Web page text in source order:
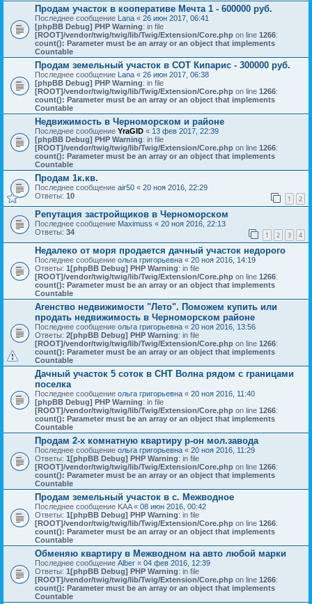
Продам участок в кооперативе Мечта 1 - 600000 руб.
Последнее сообщение Lana « 26 июн 2017, 06:41
[phpBB Debug] PHP Warning: in file
[ROOT]/vendor/twig/twig/lib/Twig/Extension/Core.php on line 1266:
count(): Parameter must be an array or an object that implements
Countable
Продам земельный участок в СОТ Кипарис - 300000 руб.
Последнее сообщение Lana « 26 июн 2017, 06:38
[phpBB Debug] PHP Warning: in file
[ROOT]/vendor/twig/twig/lib/Twig/Extension/Core.php on line 1266:
count(): Parameter must be an array or an object that implements
Countable
Недвижимость в Черноморском и районе
Последнее сообщение YraGID « 13 фев 2017, 22:39
[phpBB Debug] PHP Warning: in file
[ROOT]/vendor/twig/twig/lib/Twig/Extension/Core.php on line 1266:
count(): Parameter must be an array or an object that implements
Countable
Продам 1к.кв.
Последнее сообщение air50 « 20 ноя 2016, 22:29
Ответы: 10 1 2
Репутация застройщиков в Черноморском
Последнее сообщение Maximuss « 20 ноя 2016, 22:13
Ответы: 34 1 2 3 4
Недалеко от моря продается дачный участок недорого
Последнее сообщение ольга григорьевна « 20 ноя 2016, 14:19
Ответы: 1[phpBB Debug] PHP Warning: in file
[ROOT]/vendor/twig/twig/lib/Twig/Extension/Core.php on line 1266:
count(): Parameter must be an array or an object that implements
Countable
Агенство недвижимости "Лето". Поможем купить или
продать недвижимость в Черноморском районе
Последнее сообщение ольга григорьевна « 20 ноя 2016, 13:56
Ответы: 2[phpBB Debug] PHP Warning: in file
[ROOT]/vendor/twig/twig/lib/Twig/Extension/Core.php on line 1266:
count(): Parameter must be an array or an object that implements
Countable
Дачный участок 5 соток в СНТ Волна рядом с границами
поселка
Последнее сообщение ольга григорьевна « 20 ноя 2016, 11:40
[phpBB Debug] PHP Warning: in file
[ROOT]/vendor/twig/twig/lib/Twig/Extension/Core.php on line 1266:
count(): Parameter must be an array or an object that implements
Countable
Продам 2-х комнатную квартиру р-он мол.завода
Последнее сообщение ольга григорьевна « 20 ноя 2016, 11:29
Ответы: 1[phpBB Debug] PHP Warning: in file
[ROOT]/vendor/twig/twig/lib/Twig/Extension/Core.php on line 1266:
count(): Parameter must be an array or an object that implements
Countable
Продам земельный участок в с. Межводное
Последнее сообщение KAA« 08 июн 2016, 00:42
Ответы: 1[phpBB Debug] PHP Warning: in file
[ROOT]/vendor/twig/twig/lib/Twig/Extension/Core.php on line 1266:
count(): Parameter must be an array or an object that implements
Countable
Обменяю квартиру в Межводном на авто любой марки
Последнее сообщение Alber « 04 фев 2016, 12:39
Ответы: 1[phpBB Debug] PHP Warning: in file
[ROOT]/vendor/twig/twig/lib/Twig/Extension/Core.php on line 1266:
count(): Parameter must be an array or an object that implements
Countable